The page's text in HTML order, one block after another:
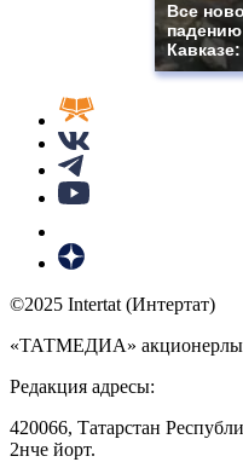
Все
падению
©2025 Intertat (Интертат)
«ТАТМЕДИА»
Редакция адресы:
420066, Татарстан
2нче йорт.